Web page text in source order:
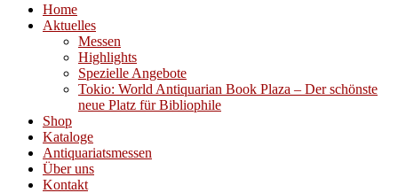
Home
Aktuelles
Messen
Highlights
Spezielle Angebote
Tokio: World Antiquarian Book Plaza – Der schönste
neue Platz für Bibliophile
Shop
Kataloge
Antiquariatsmessen
Über uns
Kontakt